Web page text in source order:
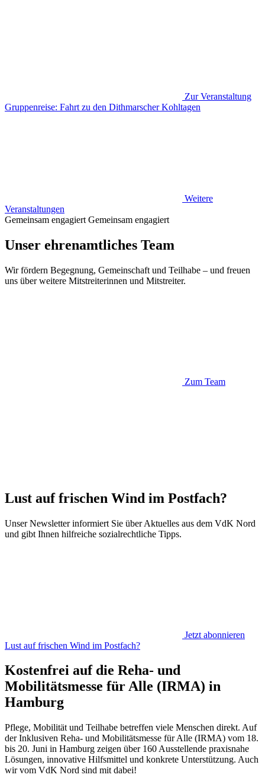
Zur Veranstaltung
Gruppenreise: Fahrt zu den Dithmarscher Kohltagen
Weitere
Veranstaltungen
Gemeinsam engagiert Gemeinsam engagiert
Unser ehrenamtliches Team
Wir fördern Begegnung, Gemeinschaft und Teilhabe – und freuen
uns über weitere Mitstreiterinnen und Mitstreiter.
Zum Team
Lust auf frischen Wind im Postfach?
Unser Newsletter informiert Sie über Aktuelles aus dem VdK Nord
und gibt Ihnen hilfreiche sozialrechtliche Tipps.
Jetzt abonnieren
Lust auf frischen Wind im Postfach?
Kostenfrei auf die Reha- und
Mobilitätsmesse für Alle (IRMA) in
Hamburg
Pflege, Mobilität und Teilhabe betreffen viele Menschen direkt. Auf
der Inklusiven Reha- und Mobilitätsmesse für Alle (IRMA) vom 18.
bis 20. Juni in Hamburg zeigen über 160 Ausstellende praxisnahe
Lösungen, innovative Hilfsmittel und konkrete Unterstützung. Auch
wir vom VdK Nord sind mit dabei!